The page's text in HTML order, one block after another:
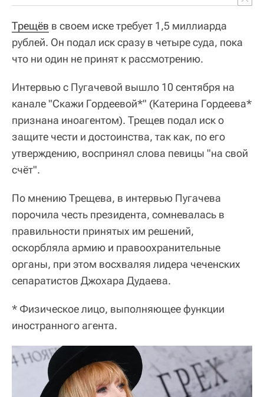
Трещёв в своем иске требует 1,5 миллиарда
рублей. Он подал иск сразу в четыре суда, пока
что ни один не принят к рассмотрению.
Интервью с Пугачевой вышло 10 сентября на
канале "Скажи Гордеевой*" (Катерина Гордеева*
признана иноагентом). Трещев подал иск о
защите чести и достоинства, так как, по его
утверждению, воспринял слова певицы "на свой
счёт".
По мнению Трещева, в интервью Пугачева
порочила честь президента, сомневалась в
правильности принятых им решений,
оскорбляла армию и правоохранительные
органы, при этом восхваляя лидера чеченских
сепаратистов Джохара Дудаева.
* Физическое лицо, выполняющее функции
иностранного агента.